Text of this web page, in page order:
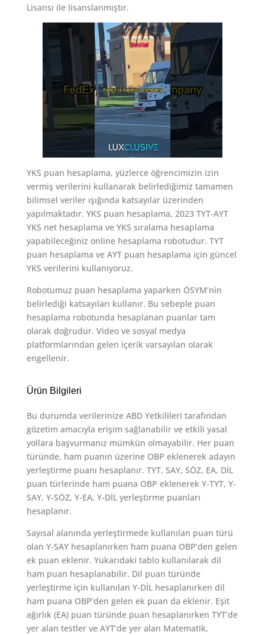
Lisansı ile lisanslanmıştır.
YKS puan hesaplama, yüzlerce öğrencimizin izin
vermiş verilerini kullanarak belirlediğimiz tamamen
bilimsel veriler ışığında katsayılar üzerinden
yapılmaktadır. YKS puan hesaplama, 2023 TYT-AYT
YKS net hesaplama ve YKS sıralama hesaplama
yapabileceğiniz online hesaplama robotudur. TYT
puan hesaplama ve AYT puan hesaplama için güncel
YKS verilerini kullanıyoruz.
Robotumuz puan hesaplama yaparken ÖSYM’nin
belirlediği katsayıları kullanır. Bu sebeple puan
hesaplama robotunda hesaplanan puanlar tam
olarak doğrudur. Video ve sosyal medya
platformlarından gelen içerik varsayılan olarak
engellenir.
Ürün Bilgileri
Bu durumda verilerinize ABD Yetkilileri tarafından
gözetim amacıyla erişim sağlanabilir ve etkili yasal
yollara başvurmanız mümkün olmayabilir. Her puan
türünde, ham puanın üzerine OBP eklenerek adayın
yerleştirme puanı hesaplanır. TYT, SAY, SÖZ, EA, DİL
puan türlerinde ham puana OBP eklenerek Y-TYT, Y-
SAY, Y-SÖZ, Y-EA, Y-DİL yerleştirme puanları
hesaplanır.
Sayısal alanında yerleştirmede kullanılan puan türü
olan Y-SAY hesaplanırken ham puana OBP’den gelen
ek puan eklenir. Yukarıdaki tablo kullanılarak dil
ham puan hesaplanabilir. Dil puan türünde
yerleştirme için kullanılan Y-DİL hesaplanırken dil
ham puana OBP’den gelen ek puan da eklenir. Eşit
ağırlık (EA) puan türünde puan hesaplanırken TYT’de
yer alan testler ve AYT’de yer alan Matematik,